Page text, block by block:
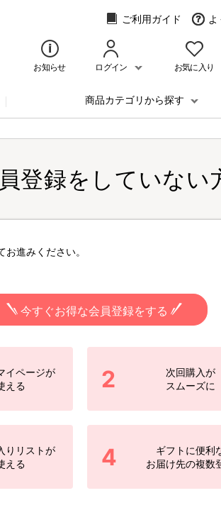
ご利用ガイド
お知らせ ログイン お気に入り
商品カテゴリから探す
登録をしていない
進みください。
今すぐお得な会員登録をする
イページが
える
2
次回購入が
スムーズに
りリストが
える
4
ギフトに便利
お届け先の複数